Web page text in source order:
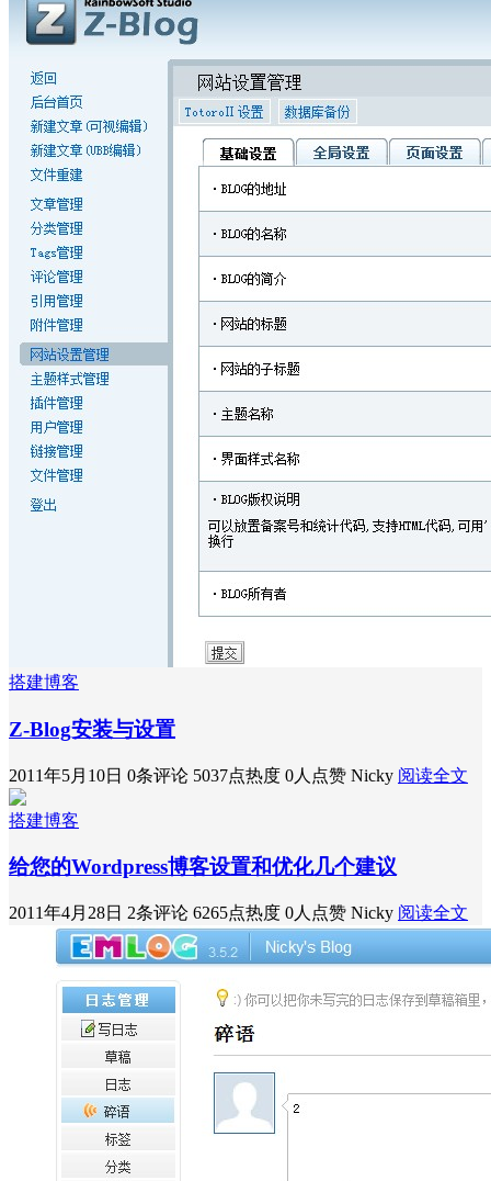
搭建博客
Z-Blog安装与设置
2011年5月10日 0条评论 5037点热度 0人点赞 Nicky 阅读全文
搭建博客
给您的Wordpress博客设置和优化几个建议
2011年4月28日 2条评论 6265点热度 0人点赞 Nicky 阅读全文